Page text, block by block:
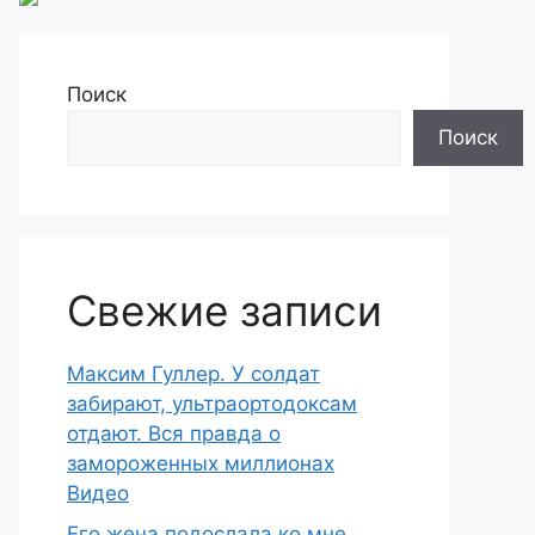
Поиск
Поиск
Свежие записи
Максим Гуллер. У солдат
забирают, ультраортодоксам
отдают. Вся правда о
замороженных миллионах
Видео